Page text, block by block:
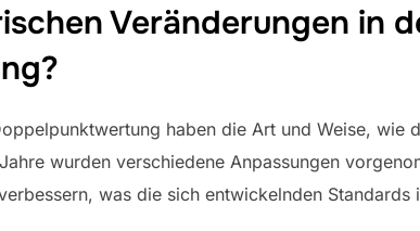
Veränderungen in
haben die Art und Weise, wie
wurden verschiedene Anpassungen
was die sich entwickelnden